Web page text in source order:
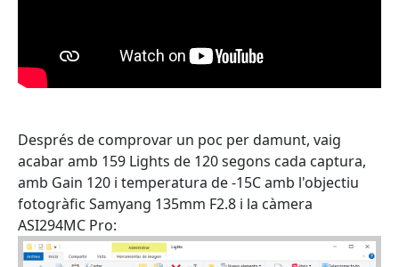
Després de comprovar un poc per damunt, vaig
acabar amb 159 Lights de 120 segons cada captura,
amb Gain 120 i temperatura de -15C amb l'objectiu
fotogràfic Samyang 135mm F2.8 i la càmera
ASI294MC Pro: